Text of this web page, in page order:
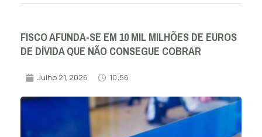
FISCO AFUNDA-SE EM 10 MIL MILHÕES DE EUROS
DE DÍVIDA QUE NÃO CONSEGUE COBRAR
Julho 21, 2026 10:56